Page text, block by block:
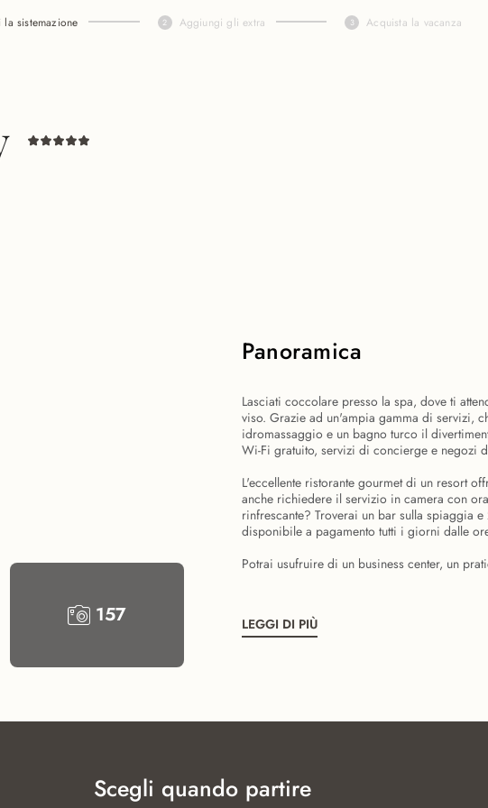
la sistemazione Aggiungi gli extra Acquista la vacanza
157
Panoramica
Lasciati coccolare presso la spa, dove ti
viso. Grazie ad un'ampia gamma di servizi,
idromassaggio e un bagno turco il
Wi-Fi gratuito, servizi di concierge e negozi
L'eccellente ristorante gourmet di un resort
anche richiedere il servizio in camera con
rinfrescante? Troverai un bar sulla spiaggia
disponibile a pagamento tutti i giorni dalle
Potrai usufruire di un business center, un
LEGGI DI PIÙ
Scegli quando partire